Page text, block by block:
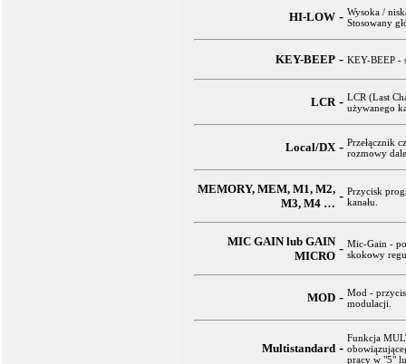
HI-LOW - Wysoka /
Stosowany
KEY-BEEP - KEY-BEEP -
LCR - LCR (Last
używanego
Local/DX - Przełącznik
rozmowy
MEMORY, MEM, M1, M2,
M3, M4 … - Przycisk
kanału.
MIC GAIN lub GAIN
MICRO - Mic-Gain -
skokowy
MOD - Mod -
modulacji.
Multistandard -
Funkcja
pracy w "5"